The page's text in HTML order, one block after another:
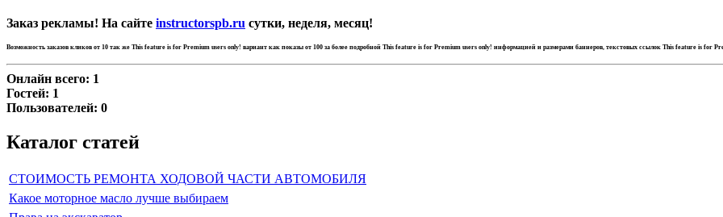
Заказ рекламы! На сайте instructorspb.ru сутки, неделя, месяц!
Возможность заказов кликов от 10 так же This feature is for Premium users only! вариант как показы от 100 за более подробной This feature is for Premium users only! информацией и размерами баннеров, текстовых ссылок This feature is for
Онлайн всего: 1
Гостей: 1
Пользователей: 0
Каталог статей
СТОИМОСТЬ РЕМОНТА ХОДОВОЙ ЧАСТИ АВТОМОБИЛЯ
Какое моторное масло лучше выбираем